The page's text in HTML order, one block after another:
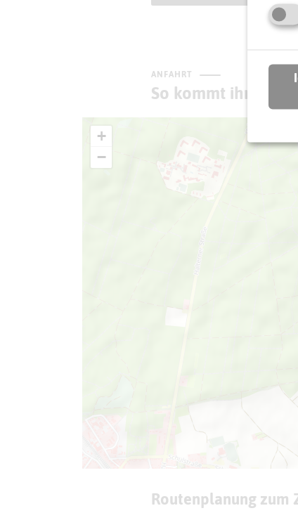
ANFAHRT
So kommt ihr zum
+
−
Routenplanung zum